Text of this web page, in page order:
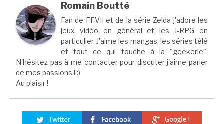
Romain Boutté
Fan de FFVII et de la série Zelda j'adore les
jeux vidéo en général et les J-RPG en
particulier. J'aime les mangas, les séries télé
et tout ce qui touche à la "geekerie".
N'hésitez pas à me contacter pour discuter j'aime parler
de mes passions ! :)
Au plaisir !